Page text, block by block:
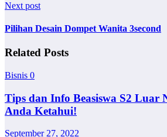
Next post
Pilihan Desain Dompet Wanita 3second
Related Posts
Bisnis 0
Tips dan Info Beasiswa S2 Luar
Anda Ketahui!
September 27, 2022